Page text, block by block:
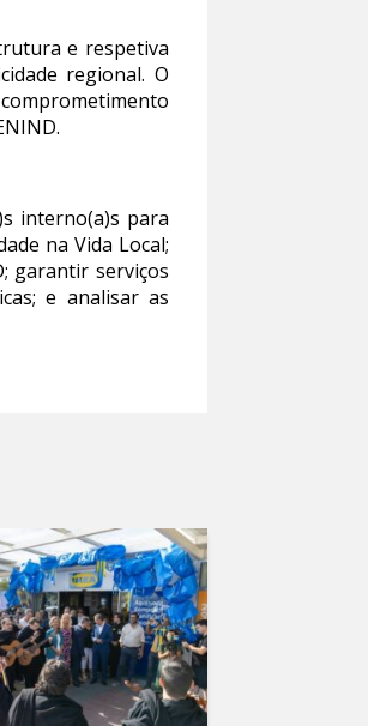
e respetiva
regional. O
interno(a)s para
na Vida Local;
garantir serviços
e analisar as